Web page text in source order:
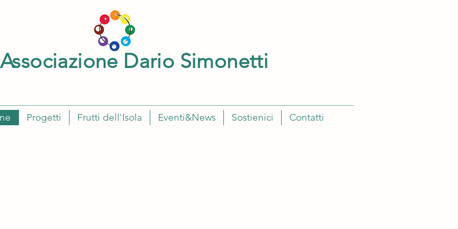
Associazione Dario Simonetti
Progetti Frutti dell'Isola Eventi&News Sostienici Contatti